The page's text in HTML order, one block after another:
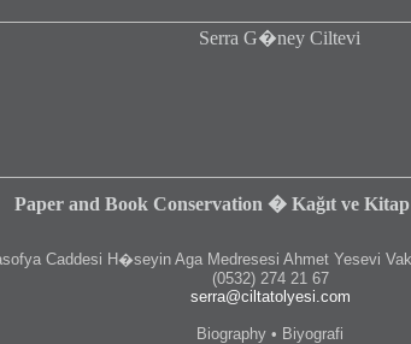
Paper and Book Conservation � Kağıt ve
Caddesi H�seyin Aga Medresesi Ahmet Yesevi
(0532) 274 21 67
serra@ciltatolyesi.com
Biography • Biyografi